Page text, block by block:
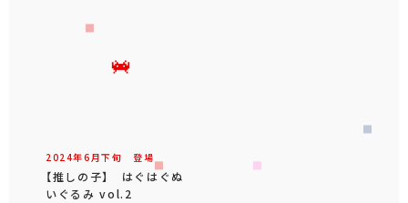
2024年6 月下旬 登場
【推しの子】 はぐはぐぬ
いぐるみ vol.2